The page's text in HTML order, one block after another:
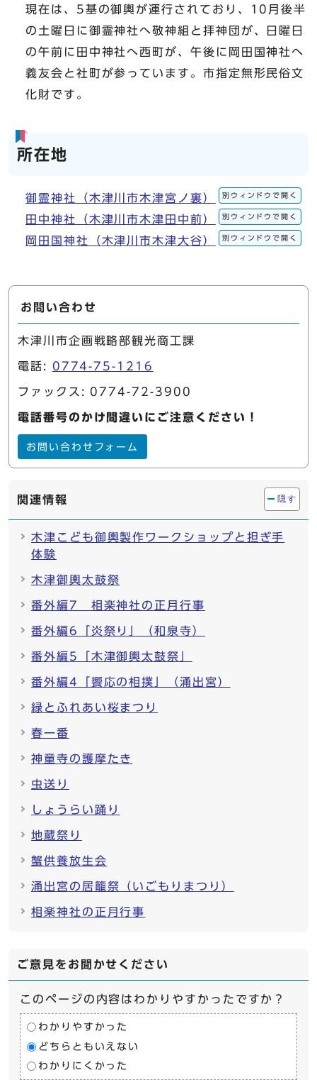
現在は、5基の御輿が運行されており、10月後半
の土曜日に御霊神社へ敬神組と拝神団が、日曜日
の午前に田中神社へ西町が、午後に岡田国神社へ
義友会と社町が参っています。市指定無形民俗文
化財です。
所在地
御霊神社（木津川市木津宮ノ裏） 別ウィンドウで開く
田中神社（木津川市木津田中前） 別ウィンドウで開く
岡田国神社（木津川市木津大谷） 別ウィンドウで開く
お問い合わせ
木津川市企画戦略部観光商工課
電話: 0774-75-1216
ファックス: 0774-72-3900
電話番号のかけ間違いにご注意ください！
お問い合わせフォーム
関連情報 隠す
木津こども御輿製作ワークショップと担ぎ手
体験
木津御輿太鼓祭
番外編7 相楽神社の正月行事
番外編6「炎祭り」（和泉寺）
番外編5「木津御輿太鼓祭」
番外編4「饗応の相撲」（涌出宮）
緑とふれあい桜まつり
春一番
神童寺の護摩たき
虫送り
しょうらい踊り
地蔵祭り
蟹供養放生会
涌出宮の居籠祭（いごもりまつり）
相楽神社の正月行事
ご意見をお聞かせください
このページの内容はわかりやすかったですか？
わかりやすかった
どちらともいえない
わかりにくかった